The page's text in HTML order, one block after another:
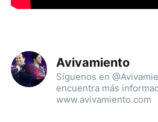
Avivamiento
Síguenos en
encuentra más
www.avivamiento.com